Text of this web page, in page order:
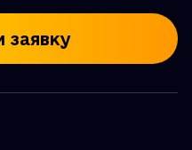
заявку